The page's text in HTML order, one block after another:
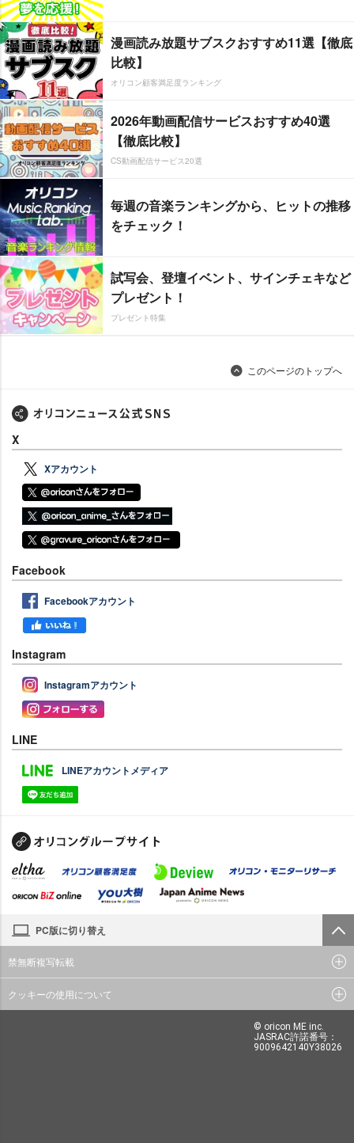
漫画読み放題サブスクおすすめ11選【徹底
比較】
オリコン顧客満足度ランキング
2026年動画配信サービスおすすめ40選
【徹底比較】
CS動画配信サービス20選
毎週の音楽ランキングから、ヒットの推移
をチェック！
試写会、登壇イベント、サインチェキなど
プレゼント！
プレゼント特集
このページのトップへ
X
Xアカウント
Facebook
Facebookアカウント
Instagram
Instagramアカウント
LINE
LINEアカウントメディア
PC版に切り替え
禁無断複写転載
クッキーの使用について
© oricon ME inc.
JASRAC許諾番号：
9009642140Y38026